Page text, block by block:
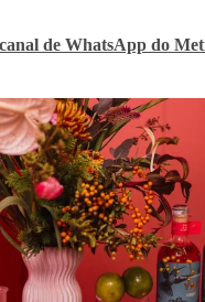
de WhatsApp do